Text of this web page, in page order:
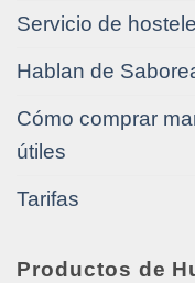
Servicio de
Hablan de
Cómo comprar
útiles
Tarifas
Productos de